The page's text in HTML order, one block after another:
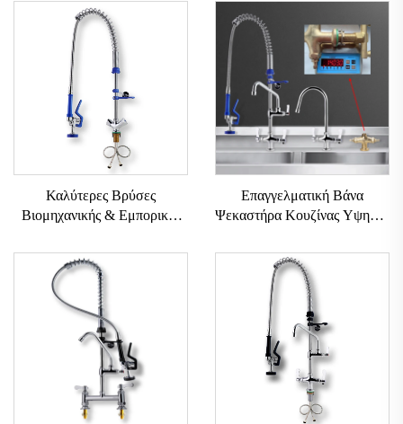
Καλύτερες Βρύσες
Βιομηχανικής & Εμπορικής
SUS304+Ορείχαλκος,
Κλασικής Σχεδίασης Βρύση
Κουζίνας με Εξάρτημα
Ψεκασμού, Ανοξείδωτη για
Κουζίνα
Επαγγελματική Βάνα
Ψεκαστήρα Κουζίνας Υψηλής
1403Γραμ Ορείχαλκος
Ανοξείδωτος Χάλυβας 304
Επίτοιχη Προ-Ξέβγαλμα
Ευελιξία